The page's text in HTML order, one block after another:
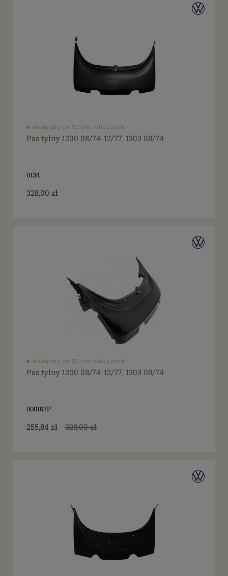
dostępny do 10 dni roboczych
Pas tylny 1200 08/74-12/77, 1303 08/74-
0134
328,00 zł
dostępny do 10 dni roboczych
Pas tylny 1200 08/74-12/77, 1303 08/74-
000103P
255,84 zł 328,00 zł